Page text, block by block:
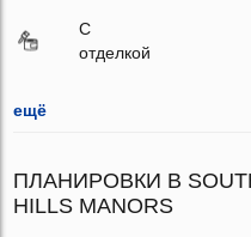
С
отделкой
ещё
ПЛАНИРОВКИ В
HILLS MANORS